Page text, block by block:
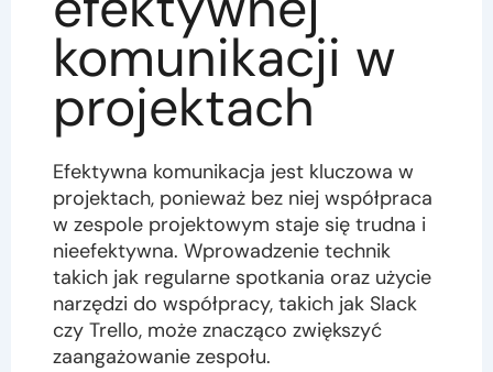
komunikacji w
projektach
Efektywna komunikacja jest kluczowa w
projektach, ponieważ bez niej współpraca
w zespole projektowym staje się trudna i
nieefektywna. Wprowadzenie technik
takich jak regularne spotkania oraz użycie
narzędzi do współpracy, takich jak Slack
czy Trello, może znacząco zwiększyć
zaangażowanie zespołu.